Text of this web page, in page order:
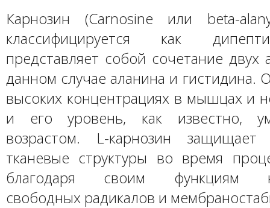
Карнозин (Carnosine или beta-
классифицируется как
представляет собой сочетание двух
данном случае аланина и гистидина.
высоких концентрациях в мышцах и
и его уровень, как известно,
возрастом. L-карнозин
тканевые структуры во время
благодаря своим функциям
свободных радикалов и